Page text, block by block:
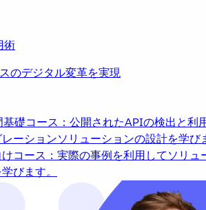
術
のデジタル変革を実現
基礎コース：公開されたAPIの検出と利
ーションソリューションの設計を学び
コース：実際の事例を利用してソリュ
びます。